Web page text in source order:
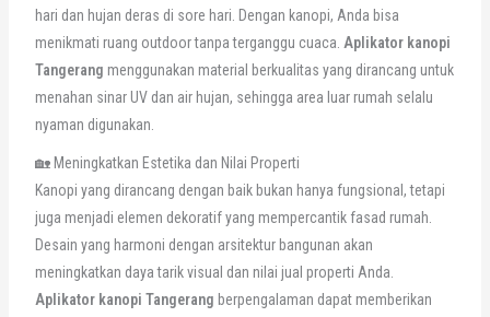
hari dan hujan deras di sore hari. Dengan kanopi, Anda bisa
menikmati ruang outdoor tanpa terganggu cuaca. Aplikator kanopi
Tangerang menggunakan material berkualitas yang dirancang untuk
menahan sinar UV dan air hujan, sehingga area luar rumah selalu
nyaman digunakan.
🏡 Meningkatkan Estetika dan Nilai Properti
Kanopi yang dirancang dengan baik bukan hanya fungsional, tetapi
juga menjadi elemen dekoratif yang mempercantik fasad rumah.
Desain yang harmoni dengan arsitektur bangunan akan
meningkatkan daya tarik visual dan nilai jual properti Anda.
Aplikator kanopi Tangerang berpengalaman dapat memberikan